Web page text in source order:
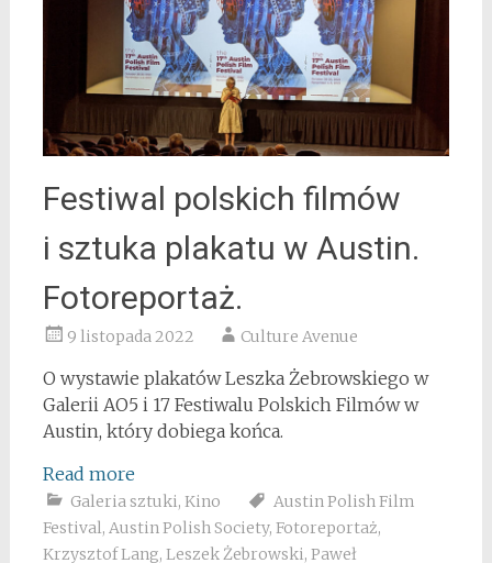
Festiwal polskich filmów
i sztuka plakatu w Austin.
Fotoreportaż.
9 listopada 2022 Culture Avenue
O wystawie plakatów Leszka Żebrowskiego w
Galerii AO5 i 17 Festiwalu Polskich Filmów w
Austin, który dobiega końca.
Read more
Galeria sztuki, Kino
Austin Polish Film
Festival, Austin Polish Society, Fotoreportaż,
Krzysztof Lang, Leszek Żebrowski, Paweł